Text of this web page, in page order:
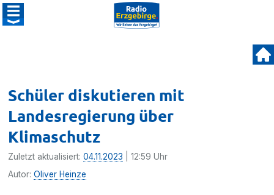
Schüler diskutieren mit
Landesregierung über
Klimaschutz
Zuletzt aktualisiert:04.11.2023 | 12:59 Uhr
Autor:Oliver Heinze